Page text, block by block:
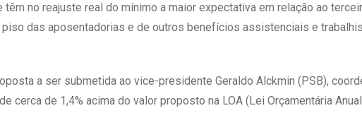
no reajuste real do mínimo a maior expectativa em relação ao
das aposentadorias e de outros benefícios assistenciais e
a ser submetida ao vice-presidente Geraldo Alckmin (PSB),
cerca de 1,4% acima do valor proposto na LOA (Lei Orçamentária